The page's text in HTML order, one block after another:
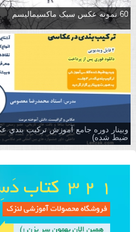
60 نمونه عکس سبک ماکسیمالیسم
وبینار دوره جامع آموزش تركيب بندي
ضبط شده)